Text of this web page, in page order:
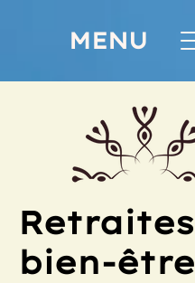
MENU
Retraites
bien-être